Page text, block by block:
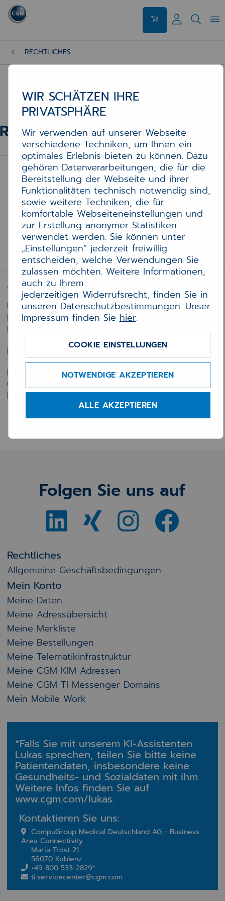
RECHTLICHES
Rechtliches
ALLGEMEINE GESCHÄFTSBEDINGUNGEN
ALLGEMEINE GESCHÄFTSBEDINGUNGEN
Allgemeine Geschäftsbedingungen
Über uns
Kontakt
Produktspezifische Datenschutzerklärungen
Downloads
Datenschutz
Cookies
Impressum
Folgen Sie uns auf
Rechtliches
Allgemeine Geschäftsbedingungen
Mein Konto
Meine Daten
Meine Adressübersicht
Meine Merkliste
Meine Bestellungen
Meine Telematikinfrastruktur
Meine CGM KIM-Adressen
Meine CGM TI-Messenger Domains
Mein Mobile Work
*Falls Sie mit unserem KI-Assistenten
Lukas sprechen, teilen Sie bitte keine
Patientendaten, insbesondere keine
Gesundheits- und Sozialdaten mit ihm.
Weitere Infos finden Sie auf
www.cgm.com/lukas.
Kontaktieren Sie uns:
CompuGroup Medical Deutschland AG - Business
Area Connectivity
Maria Trost 21
56070 Koblenz
+49 800 533-2829*
ti.servicecenter@cgm.com
WIR SCHÄTZEN IHRE
PRIVATSPHÄRE
Wir verwenden auf unserer Webseite
verschiedene Techniken, um Ihnen ein
optimales Erlebnis bieten zu können. Dazu
gehören Datenverarbeitungen, die für die
Bereitstellung der Webseite und ihrer
Funktionalitäten technisch notwendig sind,
sowie weitere Techniken, die für
komfortable Webseiteneinstellungen und
zur Erstellung anonymer Statistiken
verwendet werden. Sie können unter
„Einstellungen“ jederzeit freiwillig
entscheiden, welche Verwendungen Sie
zulassen möchten. Weitere Informationen,
auch zu Ihrem
jederzeitigen Widerrufsrecht, finden Sie in
unserenDatenschutzbestimmungen. Unser
Impressum finden Siehier.
COOKIE EINSTELLUNGEN
NOTWENDIGE AKZEPTIEREN
ALLE AKZEPTIEREN